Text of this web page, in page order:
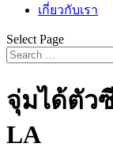
เกี่ยวกับเรา
Select Page
จุ่มได้ตัว
LA